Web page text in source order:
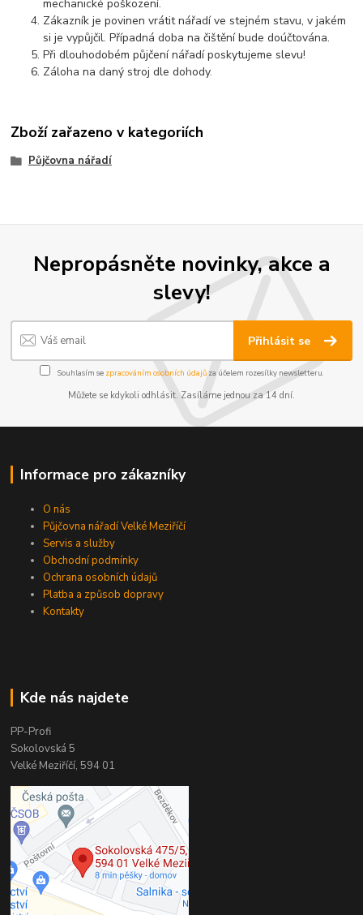
mechanické poškození.
Zákazník je povinen vrátit nářadí ve stejném stavu, v jakém
si je vypůjčil. Případná doba na čištění bude doúčtována.
Při dlouhodobém půjčení nářadí poskytujeme slevu!
Záloha na daný stroj dle dohody.
Zboží zařazeno v kategoriích
Půjčovna nářadí
Nepropásněte novinky, akce a
slevy!
Přihlásit se
Souhlasím se zpracováním osobních údajůza účelem rozesílky newsletteru.
Můžete se kdykoli odhlásit. Zasíláme jednou za 14 dní.
Informace pro zákazníky
O nás
Půjčovna nářadí Velké Meziříčí
Servis a služby
Obchodní podmínky
Ochrana osobních údajů
Platba a způsob dopravy
Kontakty
Kde nás najdete
PP-Profi
Sokolovská 5
Velké Meziříčí, 594 01